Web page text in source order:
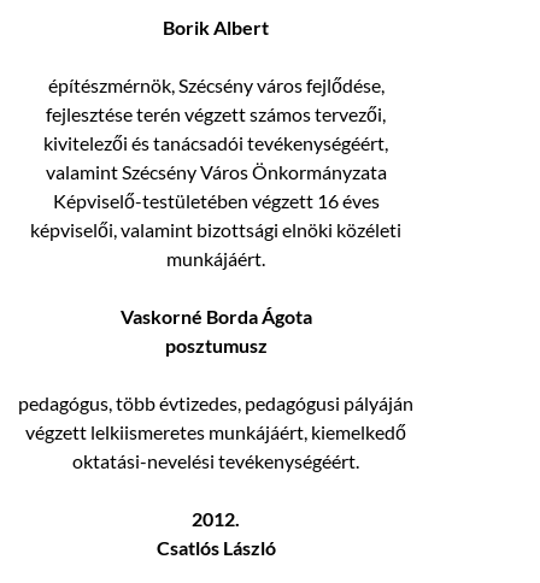
Borik Albert
építészmérnök, Szécsény város fejlődése,
fejlesztése terén végzett számos tervezői,
kivitelezői és tanácsadói tevékenységéért,
valamint Szécsény Város Önkormányzata
Képviselő-testületében végzett 16 éves
képviselői, valamint bizottsági elnöki közéleti
munkájáért.
Vaskorné Borda Ágota
posztumusz
pedagógus, több évtizedes, pedagógusi pályáján
végzett lelkiismeretes munkájáért, kiemelkedő
oktatási-nevelési tevékenységéért.
2012.
Csatlós László